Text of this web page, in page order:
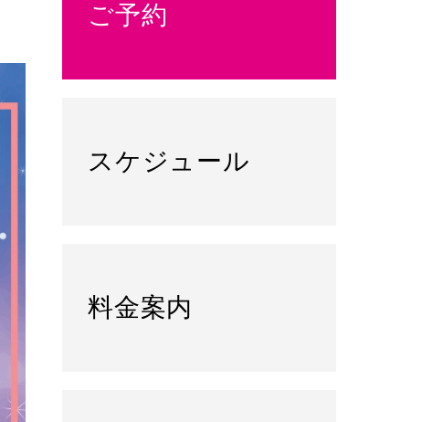
ご予約
スケジュール
料金案内